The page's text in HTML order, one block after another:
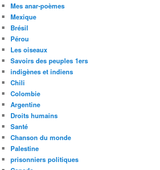
Mes anar-poèmes
Mexique
Brésil
Pérou
Les oiseaux
Savoirs des peuples 1ers
indigènes et indiens
Chili
Colombie
Argentine
Droits humains
Santé
Chanson du monde
Palestine
prisonniers politiques